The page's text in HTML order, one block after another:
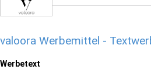
valoora Werbemittel -
Werbetext